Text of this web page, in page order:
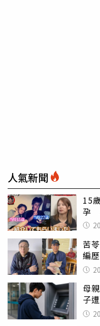
人氣新聞
15
孕
苦
編
詩？
母
子
罪